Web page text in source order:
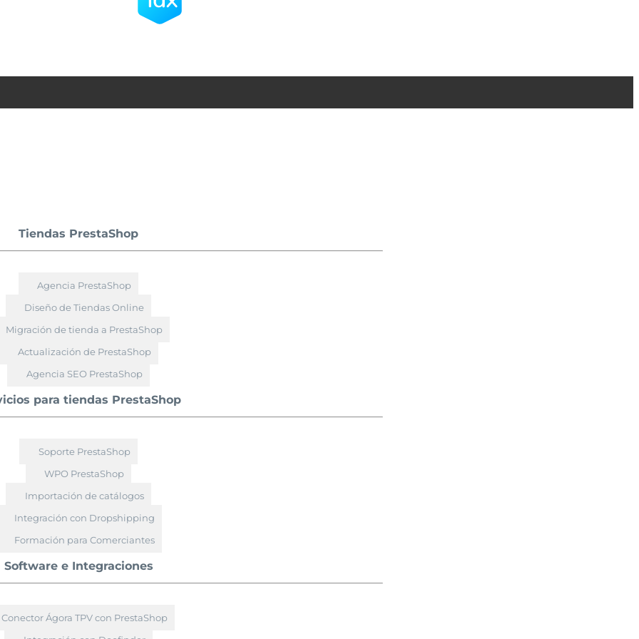
Tiendas PrestaShop
Agencia PrestaShop
Diseño de Tiendas Online
Migración de tienda a PrestaShop
Actualización de PrestaShop
Agencia SEO PrestaShop
para tiendas PrestaShop
Soporte PrestaShop
WPO PrestaShop
Importación de catálogos
Integración con Dropshipping
Formación para Comerciantes
Software e Integraciones
Conector Ágora TPV con PrestaShop